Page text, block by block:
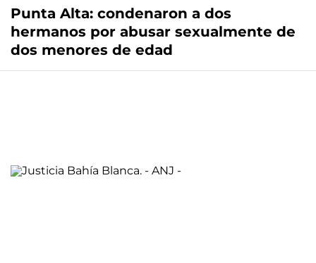
Punta Alta: condenaron a dos
hermanos por abusar sexualmente de
dos menores de edad